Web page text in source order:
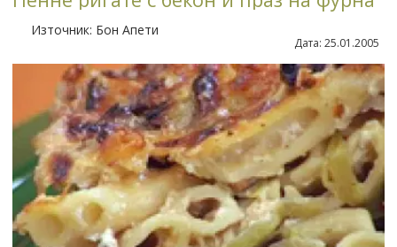
Източник: Бон Апети
Дата: 25.01.2005